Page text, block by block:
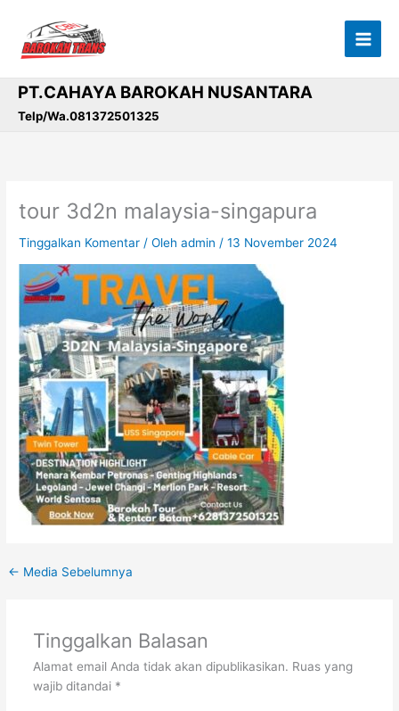
konten
PT.CAHAYA BAROKAH NUSANTARA
Telp/Wa.081372501325
tour 3d2n malaysia-singapura
Tinggalkan Komentar / Olehadmin /13 November 2024
← Media Sebelumnya
Tinggalkan Balasan
Alamat email Anda tidak akan dipublikasikan. Ruas yang
wajib ditandai *